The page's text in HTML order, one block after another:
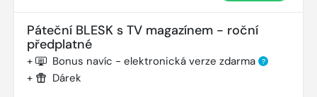
Páteční BLESK s TV magazínem - roční
předplatné
+ Bonus navíc - elektronická verze zdarma ?
+ Dárek